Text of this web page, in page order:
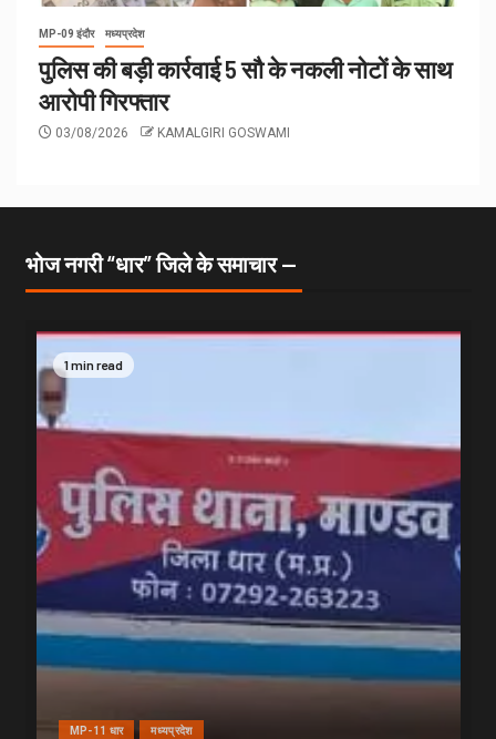
MP-09 इंदौर मध्यप्रदेश
पुलिस की बड़ी कार्रवाई 5 सौ के नकली नोटों के साथ
आरोपी गिरफ्तार
03/08/2026 KAMALGIRI GOSWAMI
भोज नगरी “धार” जिले के समाचार —
1 min read
MP-11 धार मध्यप्रदेश